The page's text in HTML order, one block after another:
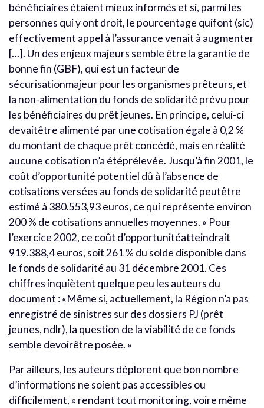
bénéficiaires étaient mieux informés et si, parmi les
personnes qui y ont droit, le pourcentage quifont (sic)
effectivement appel à l’assurance venait à augmenter
[…]. Un des enjeux majeurs semble être la garantie de
bonne fin (GBF), qui est un facteur de
sécurisationmajeur pour les organismes prêteurs, et
la non-alimentation du fonds de solidarité prévu pour
les bénéficiaires du prêt jeunes. En principe, celui-ci
devaitêtre alimenté par une cotisation égale à 0,2 %
du montant de chaque prêt concédé, mais en réalité
aucune cotisation n’a étéprélevée. Jusqu’à fin 2001, le
coût d’opportunité potentiel dû à l’absence de
cotisations versées au fonds de solidarité peutêtre
estimé à 380.553,93 euros, ce qui représente environ
200 % de cotisations annuelles moyennes. » Pour
l’exercice 2002, ce coût d’opportunitéatteindrait
919.388,4 euros, soit 261 % du solde disponible dans
le fonds de solidarité au 31 décembre 2001. Ces
chiffres inquiètent quelque peu les auteurs du
document : «Même si, actuellement, la Région n’a pas
enregistré de sinistres sur des dossiers PJ (prêt
jeunes, ndlr), la question de la viabilité de ce fonds
semble devoirêtre posée. »
Par ailleurs, les auteurs déplorent que bon nombre
d’informations ne soient pas accessibles ou
difficilement, « rendant tout monitoring, voire même